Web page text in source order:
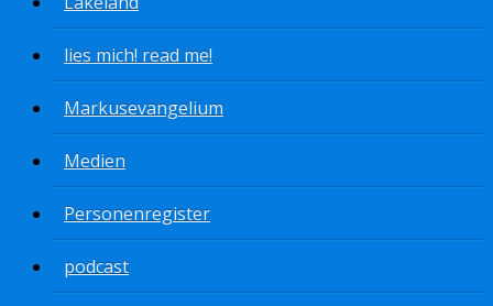
lies mich! read me!
Markusevangelium
Medien
Personenregister
podcast